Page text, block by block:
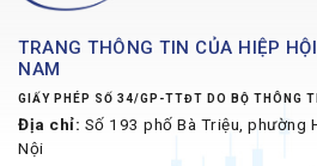
TRANG THÔNG TIN CỦA HIỆP
NAM
GIẤY PHÉP SỐ 34/GP-TTĐT DO BỘ THÔNG
Địa chỉ: Số 193 phố Bà Triệu, phường
Nội